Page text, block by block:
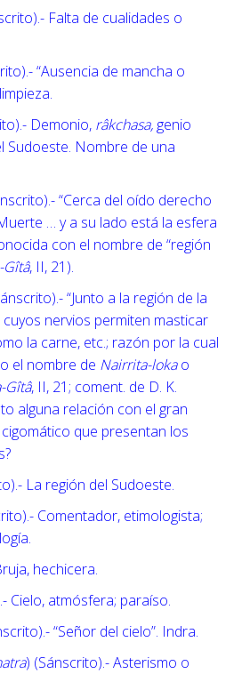
Falta de cualidades o
“Ausencia de mancha o
Demonio, râkchasa, genio
Sudoeste. Nombre de una
“Cerca del oído derecho
… y a su lado está la esfera
con el nombre de “región
Gîtâ, II, 21).
“Junto a la región de la
nervios permiten masticar
la carne, etc.; razón por la cual
el nombre de Nairrita-lokao
Gîtâ, II, 21; coment. de D. K.
alguna relación con el gran
que presentan los
La región del Sudoeste.
Comentador, etimologista;
hechicera.
Cielo, atmósfera; paraíso.
“Señor del cielo”. Indra.
) (Sánscrito).- Asterismo o